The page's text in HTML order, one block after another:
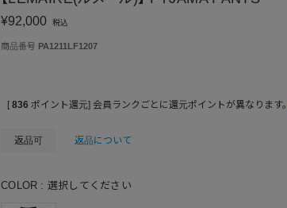
¥92,000 税込
商品番号 PA1211LF1207
[ 836 ポイント還元] 会員ランクごとに還元ポイントが異なります。
返品可 返品について
COLOR 選択してください